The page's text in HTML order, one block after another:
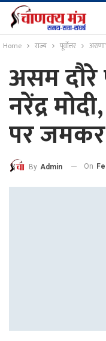
Home राज्य पूर्वोत्तर
असम दौरे
नरेंद्र
पर
By Admin On